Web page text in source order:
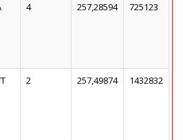
4 257,28594 725123
2 257,49874 1432832